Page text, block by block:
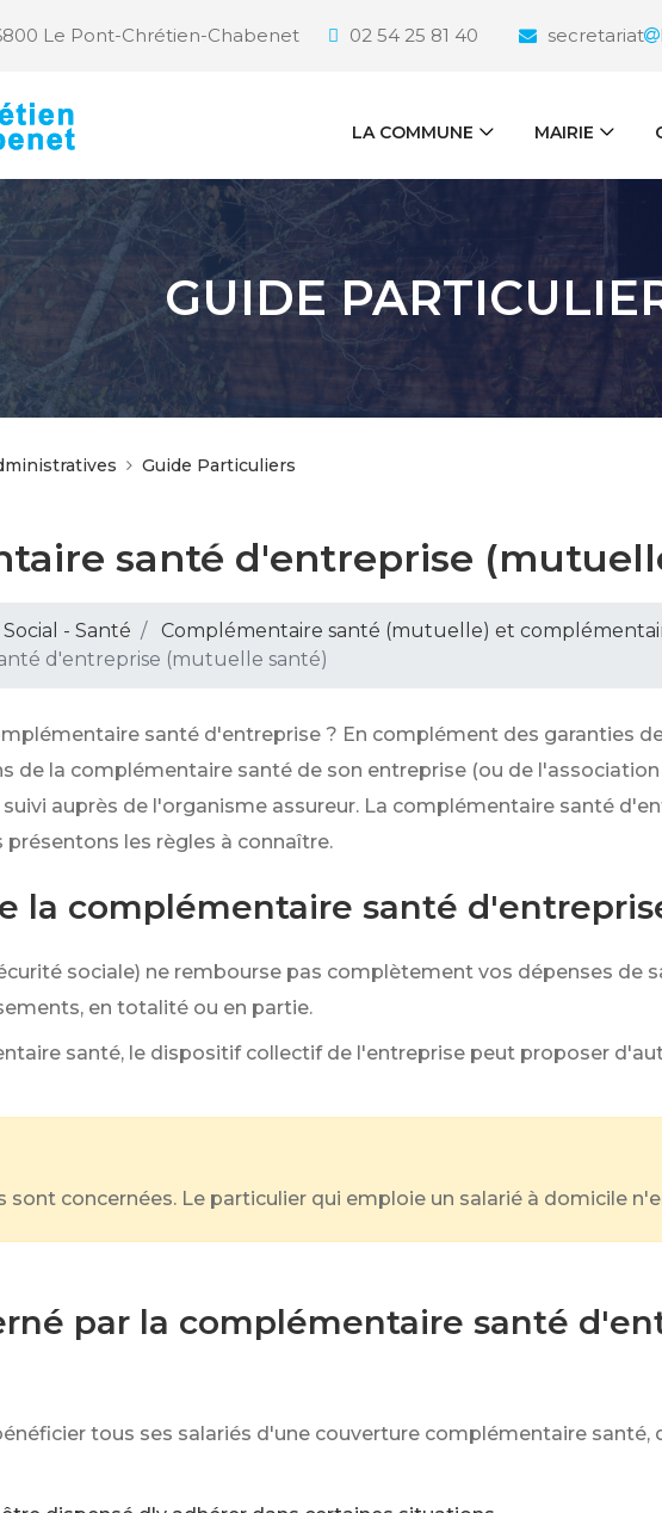
Le Pont-Chrétien-Chabenet 02 54 25 81 40 secretariat
LA COMMUNE MAIRIE
GUIDE
Guide Particuliers
santé d'entreprise
Social - Santé
Complémentaire santé (mutuelle) et
d'entreprise (mutuelle santé)
santé d'entreprise ? En complément des garanties
de la complémentaire santé de son entreprise (ou de
auprès de l'organisme assureur. La complémentaire santé
présentons les règles à connaître.
la complémentaire santé
sociale) ne rembourse pas complètement vos dépenses de
en totalité ou en partie.
santé, le dispositif collectif de l'entreprise peut proposer
sont concernées. Le particulier qui emploie un salarié à domicile
par la complémentaire santé
tous ses salariés d'une couverture complémentaire santé,